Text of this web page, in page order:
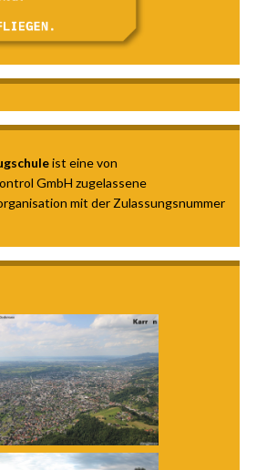
ist eine von
GmbH zugelassene
mit der Zulassungsnummer